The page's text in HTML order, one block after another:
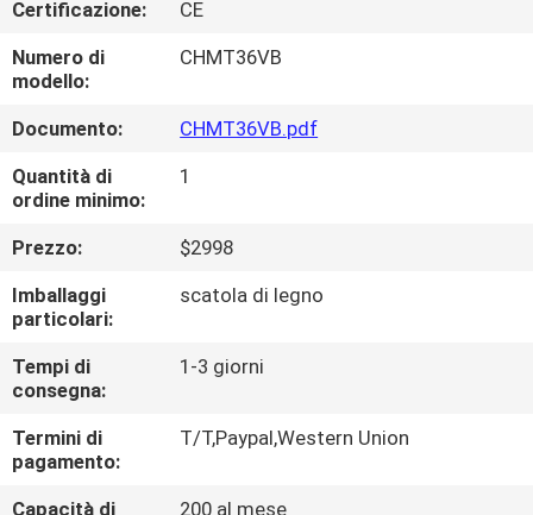
VISITA
ALLA
FABBRICA
CONTROLLO
DELLA
QUALITÀ
CONTATTACI
NOTIZIA
Certificazione:
CE
Numero di
modello:
CHMT36VB
Documento:
CHMT36VB.pdf
Quantità di
ordine minimo:
1
Prezzo:
$2998
Imballaggi
particolari:
scatola di legno
Tempi di
consegna:
1-3 giorni
Termini di
pagamento:
T/T,Paypal,Western Union
Capacità di
200 al mese